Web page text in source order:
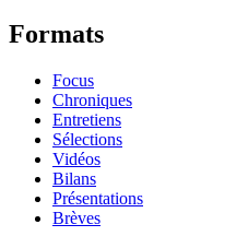
Formats
Focus
Chroniques
Entretiens
Sélections
Vidéos
Bilans
Présentations
Brèves